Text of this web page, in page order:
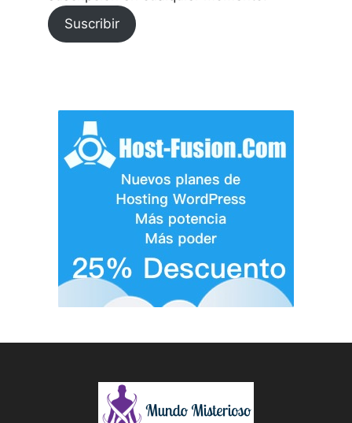
Suscribir